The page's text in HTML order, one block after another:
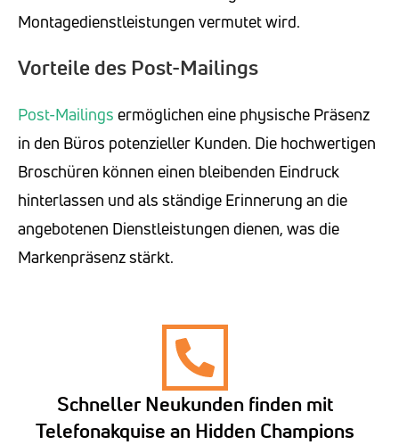
Montagedienstleistungen vermutet wird.
Vorteile des Post-Mailings
Post-Mailings ermöglichen eine physische Präsenz
in den Büros potenzieller Kunden. Die hochwertigen
Broschüren können einen bleibenden Eindruck
hinterlassen und als ständige Erinnerung an die
angebotenen Dienstleistungen dienen, was die
Markenpräsenz stärkt.
Schneller Neukunden finden mit
Telefonakquise an Hidden Champions